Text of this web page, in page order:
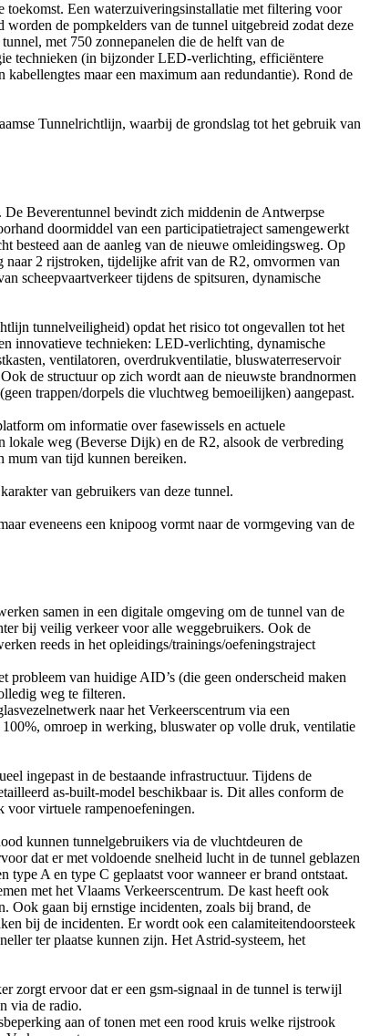
toekomst. Een waterzuiveringsinstallatie met filtering voor
de pompkelders van de tunnel uitgebreid zodat deze
met 750 zonnepanelen die de helft van de
technieken (in bijzonder LED-verlichting, efficiëntere
maar een maximum aan redundantie). Rond de
Tunnelrichtlijn, waarbij de grondslag tot het gebruik van
Beverentunnel bevindt zich middenin de Antwerpse
doormiddel van een participatietraject samengewerkt
besteed aan de aanleg van de nieuwe omleidingsweg. Op
2 rijstroken, tijdelijke afrit van de R2, omvormen van
scheepvaartverkeer tijdens de spitsuren, dynamische
tunnelveiligheid) opdat het risico tot ongevallen tot het
innovatieve technieken: LED-verlichting, dynamische
ventilatoren, overdrukventilatie, bluswaterreservoir
de structuur op zich wordt aan de nieuwste brandnormen
trappen/dorpels die vluchtweg bemoeilijken) aangepast.
om informatie over fasewissels en actuele
lokale weg (Beverse Dijk) en de R2, alsook de verbreding
mum van tijd kunnen bereiken.
van gebruikers van deze tunnel.
eveneens een knipoog vormt naar de vormgeving van de
samen in een digitale omgeving om de tunnel van de
bij veilig verkeer voor alle weggebruikers. Ook de
reeds in het opleidings/trainings/oefeningstraject
van huidige AID’s (die geen onderscheid maken
weg te filteren.
naar het Verkeerscentrum via een
omroep in werking, bluswater op volle druk, ventilatie
ingepast in de bestaande infrastructuur. Tijdens de
as-built-model beschikbaar is. Dit alles conform de
virtuele rampenoefeningen.
kunnen tunnelgebruikers via de vluchtdeuren de
dat er met voldoende snelheid lucht in de tunnel geblazen
A en type C geplaatst voor wanneer er brand ontstaat.
met het Vlaams Verkeerscentrum. De kast heeft ook
Ook gaan bij ernstige incidenten, zoals bij brand, de
bij de incidenten. Er wordt ook een calamiteitendoorsteek
ter plaatse kunnen zijn. Het Astrid-systeem, het
zorgt ervoor dat er een gsm-signaal in de tunnel is terwijl
via de radio.
aan of tonen met een rood kruis welke rijstrook